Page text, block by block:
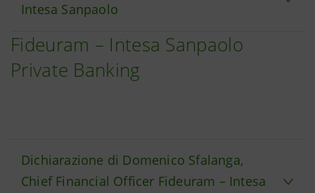
Intesa Sanpaolo
Fideuram – Intesa Sanpaolo
Private Banking
Dichiarazione di Domenico Sfalanga,
Chief Financial Officer Fideuram – Intesa